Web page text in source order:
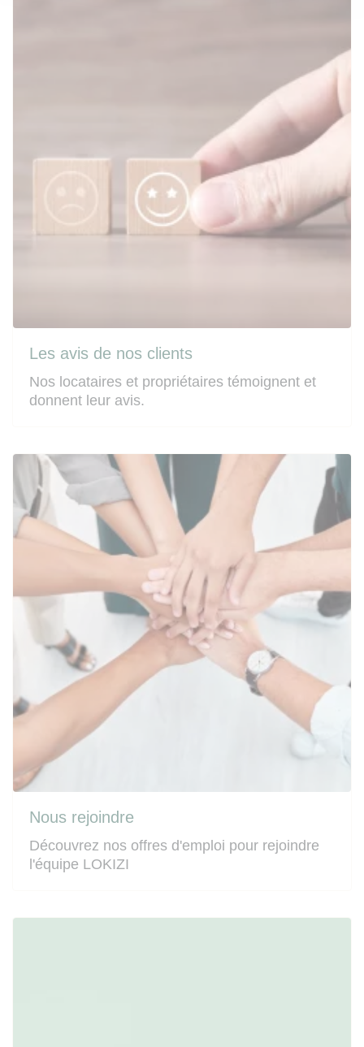
Les avis de nos clients
Nos locataires et propriétaires témoignent et
donnent leur avis.
Nous rejoindre
Découvrez nos offres d'emploi pour rejoindre
l'équipe LOKIZI